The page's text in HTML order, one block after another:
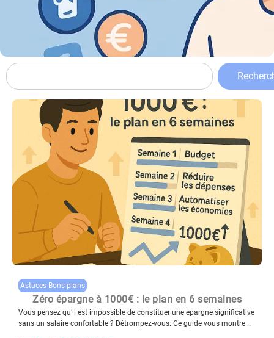
Astuces Bons plans
Zéro épargne à 1000€ : le plan en 6 semaines
Vous pensez qu’il est impossible de constituer une épargne significative
sans un salaire confortable ? Détrompez-vous. Ce guide vous montre...